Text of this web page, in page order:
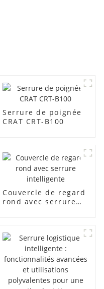
Serrure de poignée
CRAT CRT-B100
Couvercle de regard
rond avec serrure